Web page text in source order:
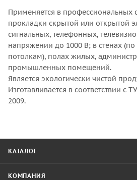
Применяется в профессиональных
прокладки скрытой или открытой
сигнальных, телефонных,
напряжении до 1000 В; в стенах (по
потолкам), полах жилых,
промышленных помещений.
Является экологически чистой
Изготавливается в соответствии с
2009.
КАТАЛОГ
КОМПАНИЯ